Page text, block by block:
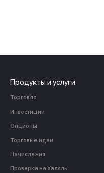
Продукты и услуги
Торговля
Инвестиции
Опционы
Торговые идеи
Начисления
Проверка на Халяль